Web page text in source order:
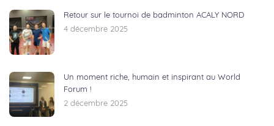
Retour sur le tournoi de badminton ACALY NORD
4 décembre 2025
Un moment riche, humain et inspirant au World
Forum !
2 décembre 2025